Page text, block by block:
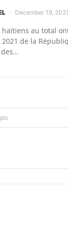
December 19, 2021
haïtiens au total
de la